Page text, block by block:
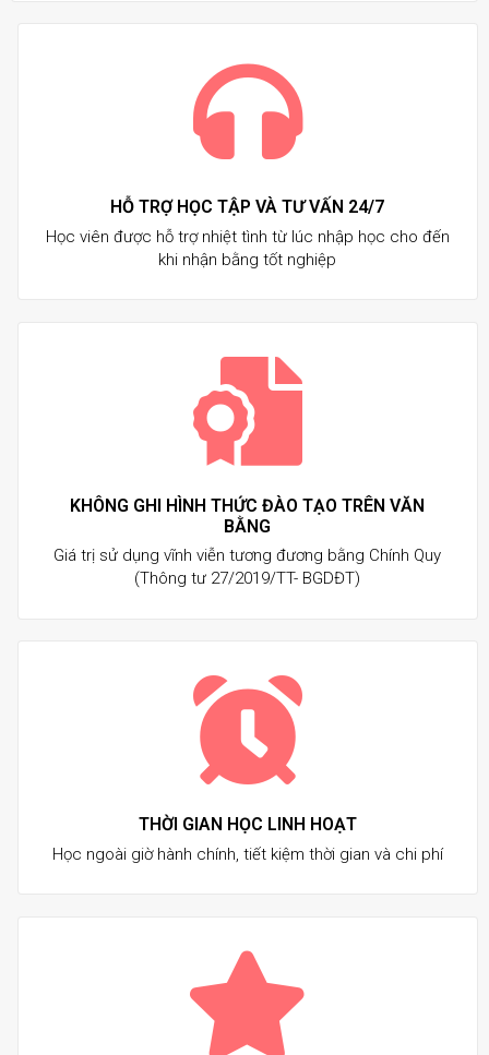
HỖ TRỢ HỌC TẬP VÀ TƯ VẤN 24/7
Học viên được hỗ trợ nhiệt tình từ lúc nhập học cho đến
khi nhận bằng tốt nghiệp
KHÔNG GHI HÌNH THỨC ĐÀO TẠO TRÊN VĂN
BẰNG
Giá trị sử dụng vĩnh viễn tương đương bằng Chính Quy
(Thông tư 27/2019/TT- BGDĐT)
THỜI GIAN HỌC LINH HOẠT
Học ngoài giờ hành chính, tiết kiệm thời gian và chi phí